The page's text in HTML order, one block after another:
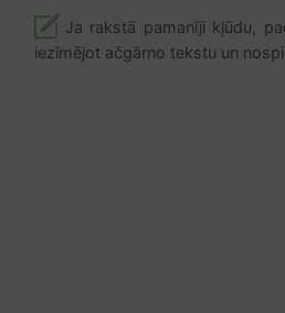
Ja rakstā pamanīji kļūdu,
iezīmējot ačgārno tekstu un